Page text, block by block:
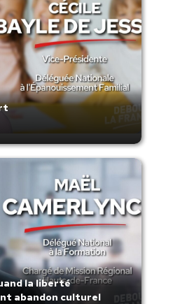
la liberté
abandon culturel